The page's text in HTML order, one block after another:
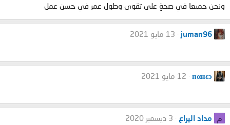
ونحن جميعا في صحةٍ على تقوى وطول عمر في حسن عمل
juman96 13 مايو 2021
пαнεɔ 12 مايو 2021
م مداد اليراع
3 ديسمبر 2020